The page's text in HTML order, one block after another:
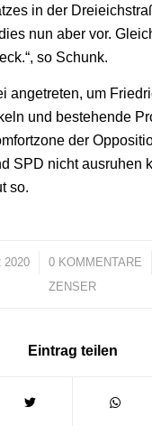
in der
nun aber vor.
so Schunk.
angetreten, um
und bestehende
der
SPD nicht ausruhen
so.
2020 0 KOMMENTARE
/
ZENSER
Eintrag teilen